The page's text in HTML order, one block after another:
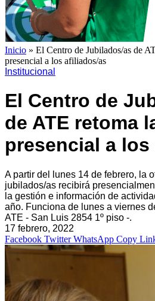
Inicio » El Centro de Jubilados/as de
presencial a los afiliados/as
Institucional
El Centro de
de ATE retoma
presencial a
A partir del lunes 14 de febrero, la
jubilados/as recibirá
la gestión e información de
año. Funciona de lunes a viernes
ATE - San Luis 2854 1º piso -.
17 febrero, 2022
Facebook Twitter WhatsApp Copy